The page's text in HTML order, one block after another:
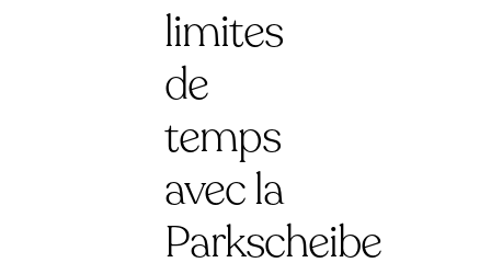
limites
de
temps
avec la
Parkscheibe